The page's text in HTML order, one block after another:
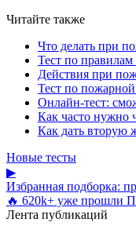
Читайте также
Что делать при
Тест по
Действия при
Тест по
Онлайн-тест:
Как часто нужно
Как дать вторую
Новые тесты
▶
Избранная подборка:
🔥 620k+ уже прошли
Лента публикаций